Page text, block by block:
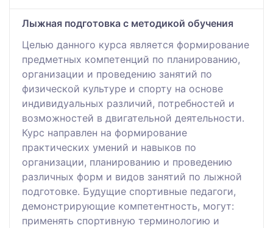
Лыжная подготовка с методикой обучения
Целью данного курса является формирование
предметных компетенций по планированию,
организации и проведению занятий по
физической культуре и спорту на основе
индивидуальных различий, потребностей и
возможностей в двигательной деятельности.
Курс направлен на формирование
практических умений и навыков по
организации, планированию и проведению
различных форм и видов занятий по лыжной
подготовке. Будущие спортивные педагоги,
демонстрирующие компетентность, могут:
применять спортивную терминологию и